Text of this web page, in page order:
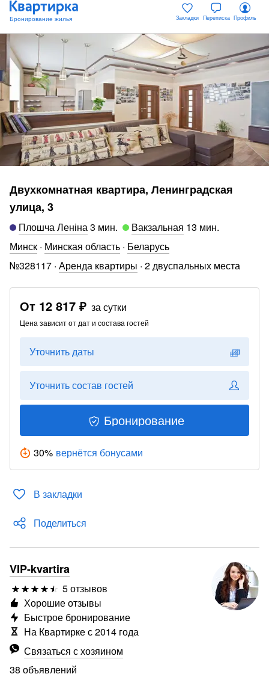
Закладки Переписка Профиль
Двухкомнатная квартира, Ленинградская
улица, 3
Плошча Леніна3 мин. Вакзальная 13 мин.
Минск · Минская область · Беларусь
№328117 · Аренда квартиры · 2 двуспальных места
От 12 817 ₽ за сутки
Цена зависит от дат и состава гостей
Уточнить даты
Уточнить состав гостей
Бронирование
30% вернётся бонусами
В закладки
Поделиться
VIP-kvartira
5 отзывов
Связаться с хозяином
38 объявлений
Хорошие отзывы
Быстрое бронирование
На Квартирке с 2014 года